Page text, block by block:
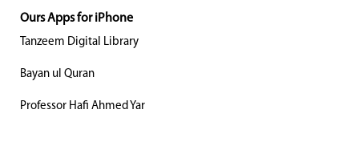
Ours Apps for iPhone
Tanzeem Digital Library
Bayan ul Quran
Professor Hafi Ahmed Yar